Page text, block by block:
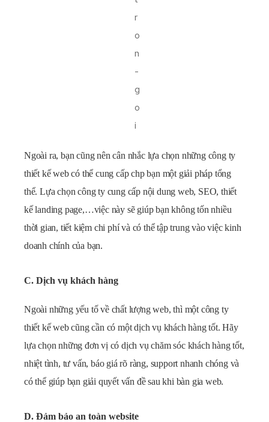
Ngoài ra, bạn cũng nên cân nhắc lựa chọn những công ty
thiết kế web có thể cung cấp chp bạn một giải pháp tổng
thể. Lựa chọn công ty cung cấp nội dung web, SEO, thiết
kế landing page,…việc này sẽ giúp bạn không tốn nhiều
thời gian, tiết kiệm chi phí và có thể tập trung vào việc kinh
doanh chính của bạn.
C. Dịch vụ khách hàng
Ngoài những yếu tố về chất lượng web, thì một công ty
thiết kế web cũng cần có một dịch vụ khách hàng tốt. Hãy
lựa chọn những đơn vị có dịch vụ chăm sóc khách hàng tốt,
nhiệt tình, tư vấn, báo giá rõ ràng, support nhanh chóng và
có thể giúp bạn giải quyết vấn đề sau khi bàn gia web.
D. Đảm bảo an toàn website